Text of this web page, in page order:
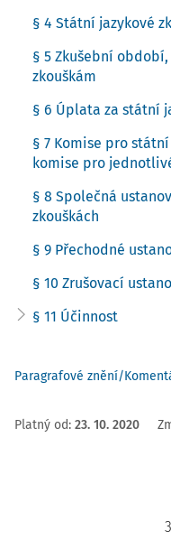
§ 4 Státní jazykové
§ 5 Zkušební
zkouškám
§ 6 Úplata za státní
§ 7 Komise pro
komise pro
§ 8 Společná
zkouškách
§ 9 Přechodné
§ 10 Zrušovací
§ 11 Účinnost
Paragrafové znění/
Platný od: 23. 10. 2020